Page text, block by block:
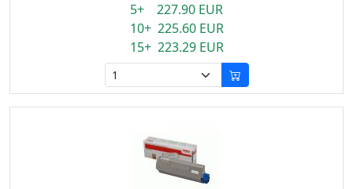
5+ 227.90 EUR
10+ 225.60 EUR
15+ 223.29 EUR